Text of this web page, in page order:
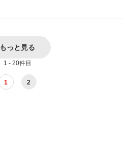
もっと見る
1 - 20件目
1 2